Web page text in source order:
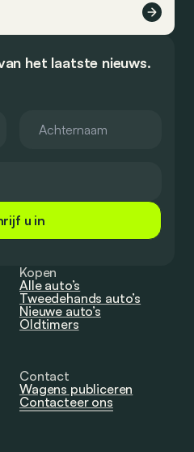
het laatste nieuws.
u in
Kopen
Alle auto’s
Tweedehands auto’s
Nieuwe auto’s
Oldtimers
Contact
Wagens publiceren
Contacteer ons